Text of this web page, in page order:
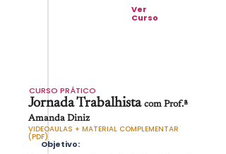
Ver
Curso
Jornada Trabalhista com Prof.ª
Amanda Diniz
CURSO PRÁTICO
Objetivo:
VIDEOAULAS + MATERIAL COMPLEMENTAR
(PDF)